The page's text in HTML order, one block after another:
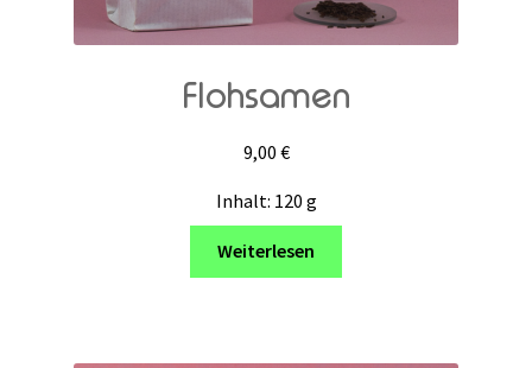
Flohsamen
9,00 €
Inhalt: 120 g
Weiterlesen